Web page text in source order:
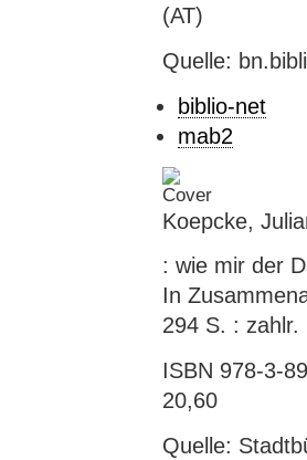
(AT)
Quelle:
biblio-net
mab2
Koepcke,
: wie mir der
In
294 S. : zahlr.
ISBN 978-3-
20,60
Quelle: